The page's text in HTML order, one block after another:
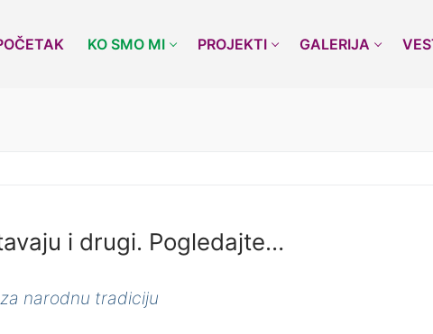
KO SMO MI PROJEKTI GALERIJA
i drugi. Pogledajte…
narodnu tradiciju